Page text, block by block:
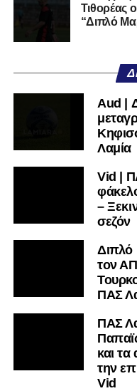
Ακολουθήστε το
μαθαίνετε πρώτοι τα
Twitter
μαθαίνετε σε χρόνο dt
Τιθορέας
“Διπλό
Aud |
Λαμία
Vid |
–
σεζόν
τον
ΠΑΣ
ΠΑΣ
και τα
την
Vid